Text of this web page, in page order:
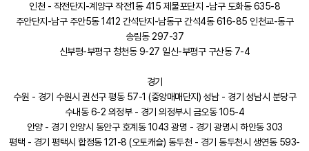
인천 - 작전단지-계양구 작전1동 415 제물포단지 -남구 도화동 635-8
주안단지-남구 주안5동 1412 간석단지-남동구 간석4동 616-85 인천교-동구
송림동 297-37
신부평-부평구 청천동 9-27 일신-부평구 구산동 7-4
경기
수원 - 경기 수원시 권선구 평동 57-1 (중앙매매단지) 성남 - 경기 성남시 분당구
수내동 6-2 의정부 - 경기 의정부시 금오동 105-4
안양 - 경기 안양시 동안구 호계동 1043 광명 - 경기 광명시 하안동 303
평택 - 경기 평택시 합정동 121-8 (오토캐슬) 동두천 - 경기 동두천시 생연동 593-